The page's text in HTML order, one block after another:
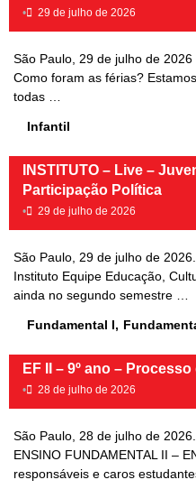
• 29 de julho de 2026
São Paulo, 29 de julho de
Como foram as férias?
todas …
Infantil
INSTITUTO – Live –
Participação Política
• 29 de julho de 2026
São Paulo, 29 de julho de
Instituto Equipe Educação,
ainda no segundo semestre …
Fundamental I,
EF II – 9º ano –
• 28 de julho de 2026
São Paulo, 28 de julho de
ENSINO FUNDAMENTAL II –
responsáveis e caros